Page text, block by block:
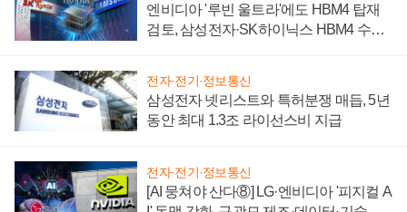
엔비디아 '루빈 울트라'에도 HBM4 탑재
검토, 삼성전자·SK하이닉스 HBM4 수율
전자·전기·정보통신
삼성전자 넷리스트와 특허분쟁 매듭, 5년
동안 최대 1.3조 라이선스비 지급
전자·전기·정보통신
[AI 뭉쳐야 산다⑧] LG·엔비디아 '피지컬 A